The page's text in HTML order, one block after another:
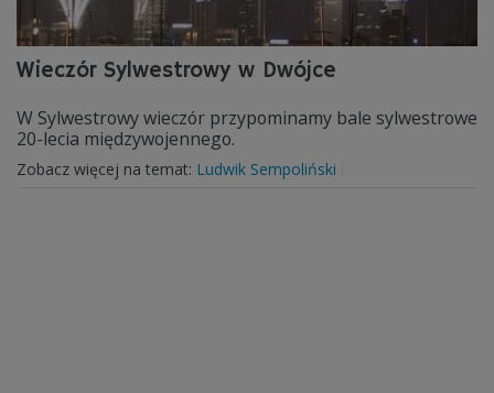
Wieczór Sylwestrowy w Dwójce
W Sylwestrowy wieczór przypominamy bale sylwestrowe
20-lecia międzywojennego.
Zobacz więcej na temat: Ludwik Sempoliński